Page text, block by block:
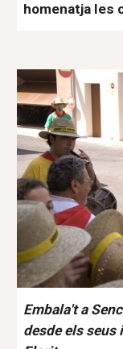
homenatja les
Embala't a
desde els seus